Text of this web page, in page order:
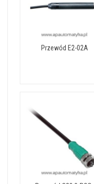
Przewód E2-02A